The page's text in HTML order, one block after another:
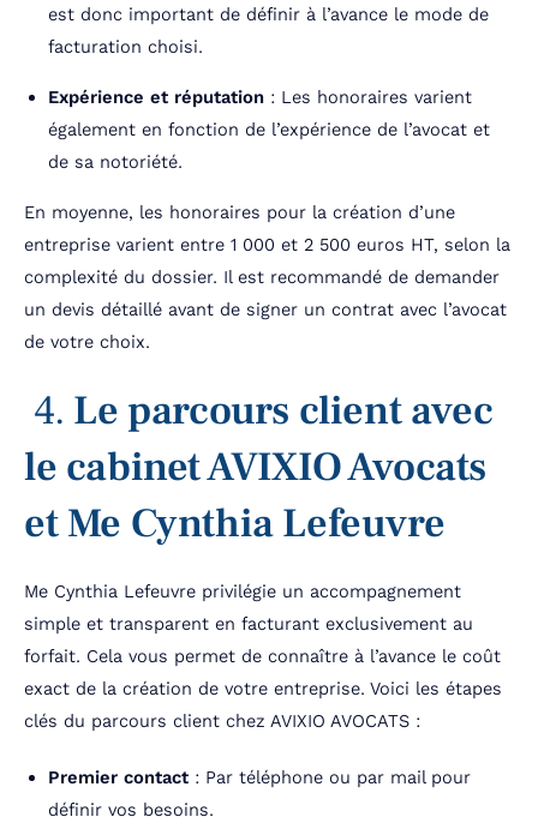
est donc important de définir à l’avance le mode de
facturation choisi.
Expérience et réputation : Les honoraires varient
également en fonction de l’expérience de l’avocat et
de sa notoriété.
En moyenne, les honoraires pour la création d’une
entreprise varient entre 1 000 et 2 500 euros HT, selon la
complexité du dossier. Il est recommandé de demander
un devis détaillé avant de signer un contrat avec l’avocat
de votre choix.
4. Le parcours client avec
le cabinet AVIXIO Avocats
etMe Cynthia Lefeuvre
Me Cynthia Lefeuvre privilégie un accompagnement
simple et transparent en facturant exclusivement au
forfait. Cela vous permet de connaître à l’avance le coût
exact de la création de votre entreprise. Voici les étapes
clés du parcours client chez AVIXIO AVOCATS :
Premier contact : Par téléphone ou par mail pour
définir vos besoins.